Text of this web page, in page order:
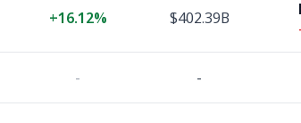
$402.39B
+16.12%
-
-